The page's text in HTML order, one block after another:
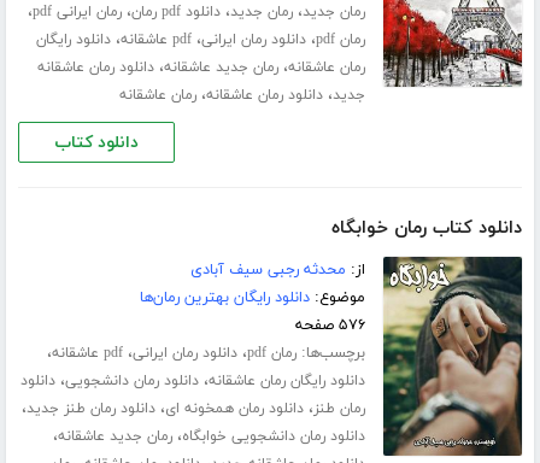
رمان جدید،رمان جدید،دانلود pdf رمان ،رمان ایرانی pdf ،
رمان pdf ،دانلود رمان ایرانی،pdf عاشقانه ،دانلود رایگان
رمان عاشقانه،رمان جدید عاشقانه،دانلود رمان عاشقانه
جدید،دانلود رمان عاشقانه،رمان عاشقانه
دانلود کتاب
دانلود کتاب رمان خوابگاه
از: محدثه رجبی سیف آبادی
موضوع:دانلود رایگان بهترین رمان‌ها
۵۷۶ صفحه
برچسب‌ها:رمان pdf ،دانلود رمان ایرانی،pdf عاشقانه ،
دانلود رایگان رمان عاشقانه،دانلود رمان دانشجویی،دانلود
رمان طنز،دانلود رمان همخونه ای،دانلود رمان طنز جدید،
دانلود رمان دانشجویی خوابگاه،رمان جدید عاشقانه،